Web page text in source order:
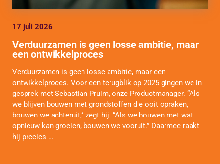
17 juli 2026
Verduurzamen is geen losse ambitie, maar
een ontwikkelproces
Verduurzamen is geen losse ambitie, maar een
ontwikkelproces. Voor een terugblik op 2025 gingen we in
gesprek met Sebastian Pruim, onze Productmanager. “Als
we blijven bouwen met grondstoffen die ooit opraken,
bouwen we achteruit,” zegt hij. “Als we bouwen met wat
opnieuw kan groeien, bouwen we vooruit.” Daarmee raakt
hij precies …